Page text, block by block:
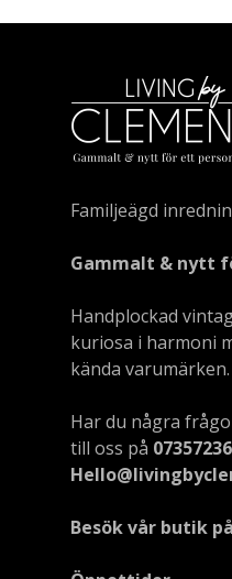
Familjeägd
Gammalt & nytt
Handplockad
kuriosa i harmoni
kända varumärken.
Har du några
till oss på
Besök vår butik